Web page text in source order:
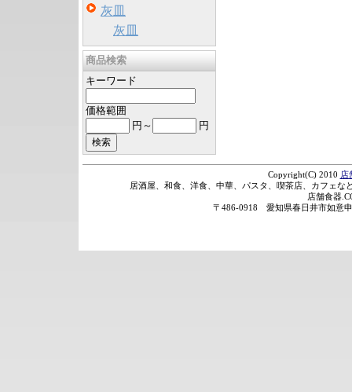
灰皿
灰皿
商品検索
キーワード
価格範囲
円～
円
Copyright(C) 2010 店
居酒屋、和食、洋食、中華、パスタ、喫茶店、カフェ
店舗食器
〒486-0918 愛知県春日井市如意